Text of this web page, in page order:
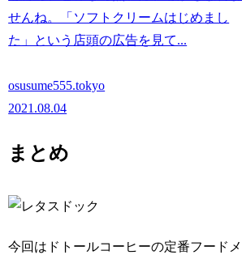
せんね。「ソフトクリームはじめまし
た」という店頭の広告を見て...
osusume555.tokyo
2021.08.04
まとめ
今回はドトールコーヒーの定番フードメ